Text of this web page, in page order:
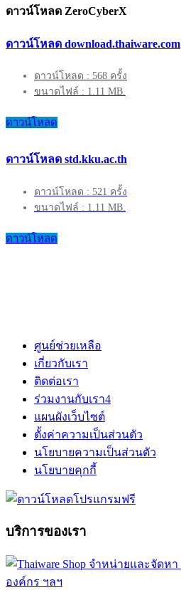
ดาวน์โหลด ZeroCyberX
ดาวน์โหลด download.thaiware.com
ดาวน์โหลด : 568 ครั้ง
ขนาดไฟล์ : 1.11 MB.
ดาวน์โหลด
ดาวน์โหลด std.kku.ac.th
ดาวน์โหลด : 521 ครั้ง
ขนาดไฟล์ : 1.11 MB.
ดาวน์โหลด
ศูนย์ช่วยเหลือ
เกี่ยวกับเรา
ติดต่อเรา
ร่วมงานกับเรา4
แผนผังเว็บไซต์
ตั้งค่าความเป็นส่วนตัว
นโยบายความเป็นส่วนตัว
นโยบายคุกกี้
บริการของเรา